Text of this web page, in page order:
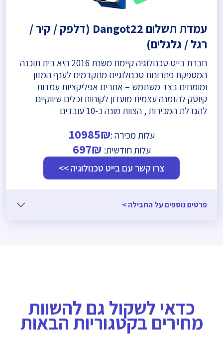
עמדת תשלום Dangot22 (דלפק / קיר /
רגל / גלגלים)
חברת בייט טכנולוגיה קיימת משנת 2016 היא בית תוכנה
המספקת פתרונות טכנולוגיים מתקדמים לענף המזון
ומומחים בצד משתמש – אתרים אפליקציות עמדות
קיוסק להזמנה עצמית מועדון לקוחות וכלים שיווקיים
להגדלת המכירות , הצוות מונה כ-10 עובדים
עלות מכירה :10985₪
עלות חודשית:
צרו קשר עם בייט טכנולוגיה >>
פרטים נוספים על החבילה >
כדאי לשקול גם להשוות
מחירים בקטגוריות הבאות